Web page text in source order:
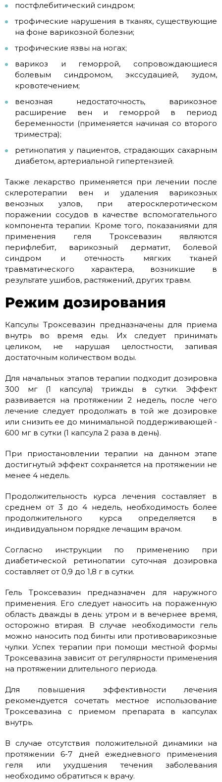
постфлебитический синдром;
трофические нарушения в тканях, существующие
на фоне варикозной болезни;
трофические язвы на ногах;
варикоз и геморрой, сопровождающиеся
болевым синдромом, экссудацией, зудом,
кровотечением;
венозная недостаточность, варикозное
расширение вен и геморрой в период
беременности (применяется начиная со второго
триместра);
ретинопатия у пациентов, страдающих сахарным
диабетом, артериальной гипертензией.
Также лекарство применяется при лечении после
склеротерапии вен и удаления варикозных
венозных узлов, при атеросклеротическом
поражении сосудов в качестве вспомогательного
компонента терапии. Кроме того, показаниями для
применения геля Троксевазин являются
перифлебит, варикозный дерматит, болевой
синдром и отечность мягких тканей
травматического характера, возникшие в
результате ушибов, растяжений, других травм.
Режим дозирования
Капсулы Троксевазин предназначены для приема
внутрь во время еды. Их следует принимать
целиком, не нарушая целостности, запивая
достаточным количеством воды.
Для начальных этапов терапии подходит дозировка
300 мг (1 капсула) трижды в сутки. Эффект
развивается на протяжении 2 недель, после чего
лечение следует продолжать в той же дозировке
или снизить ее до минимальной поддерживающей -
600 мг в сутки (1 капсула 2 раза в день).
При приостановлении терапии на данном этапе
достигнутый эффект сохраняется на протяжении не
менее 4 недель.
Продолжительность курса лечения составляет в
среднем от 3 до 4 недель, необходимость более
продолжительного курса определяется в
индивидуальном порядке лечащим врачом.
Согласно инструкции по применению при
диабетической ретинопатии суточная дозировка
составляет от 0,9 до 1,8 г в сутки.
Гель Троксевазин предназначен для наружного
применения. Его следует наносить на пораженную
область дважды в день: утром и в вечернее время,
осторожно втирая. В случае необходимости гель
можно наносить под бинты или противоварикозные
чулки. Успех терапии при помощи местной формы
Троксевазина зависит от регулярности применения
на протяжении длительного периода.
Для повышения эффективности лечения
рекомендуется сочетать местное использование
Троксевазина с приемом препарата в капсулах
внутрь.
В случае отсутствия положительной динамики на
протяжении 6-7 дней ежедневного применения
геля или ухудшения течения заболевания
необходимо обратиться к врачу.